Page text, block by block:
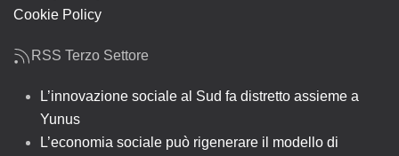
Cookie Policy
RSS Terzo Settore
L’innovazione sociale al Sud fa distretto assieme a
Yunus
L’economia sociale può rigenerare il modello di